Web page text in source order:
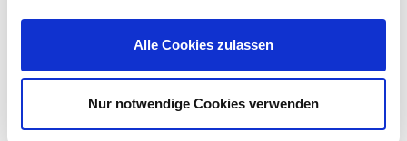
Alle Cookies zulassen
Nur notwendige Cookies verwenden
Beschreibung
Bewertungen
Bewertungen lesen